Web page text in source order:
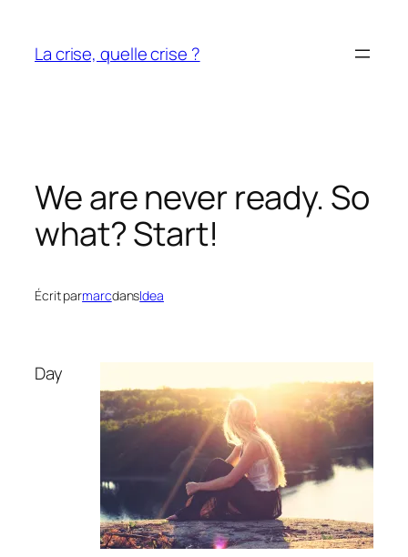
contenu
La crise, quelle crise ?
We are never ready. So
what? Start!
Écrit parmarcdansIdea
Day